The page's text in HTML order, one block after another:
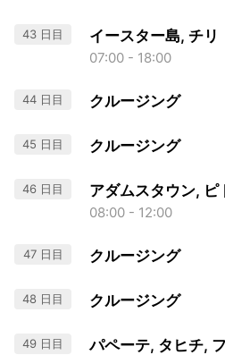
43 日目 イースター島, チリ
07:00 - 18:00
44 日目 クルージング
45 日目 クルージング
46 日目 アダムスタウン, ピ
08:00 - 12:00
47 日目 クルージング
48 日目 クルージング
49 日目 パペーテ, タヒチ,